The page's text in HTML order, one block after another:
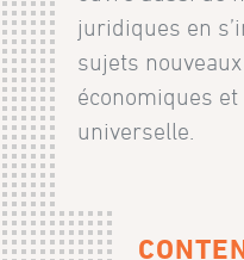
juridiques en
sujets
économiques
universelle.